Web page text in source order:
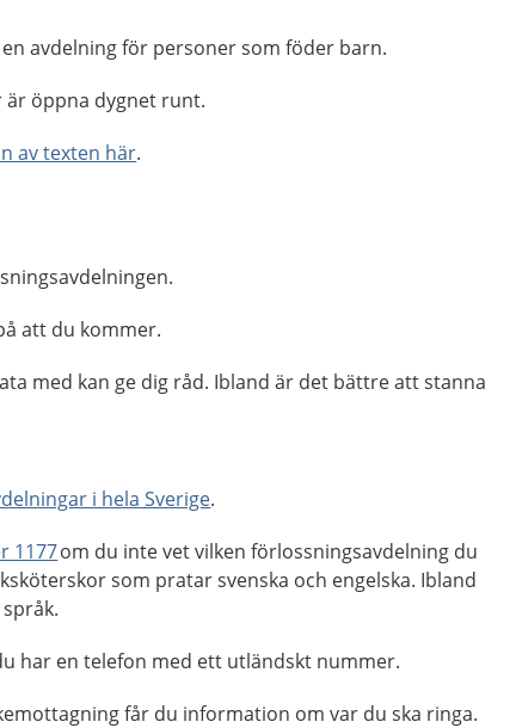
avdelning för personer som föder barn.
är öppna dygnet runt.
av texten här.
att du kommer.
med kan ge dig råd. Ibland är det bättre att stanna
i hela Sverige.
1177om du inte vet vilken förlossningsavdelning du
som pratar svenska och engelska. Ibland
har en telefon med ett utländskt nummer.
får du information om var du ska ringa.